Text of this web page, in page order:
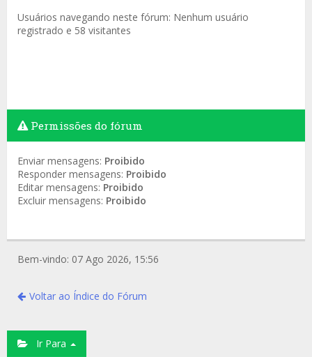
Usuários navegando neste fórum: Nenhum usuário
registrado e 58 visitantes
Permissões do fórum
Enviar mensagens: Proibido
Responder mensagens: Proibido
Editar mensagens: Proibido
Excluir mensagens: Proibido
Bem-vindo: 07 Ago 2026, 15:56
Voltar ao Índice do Fórum
Ir Para